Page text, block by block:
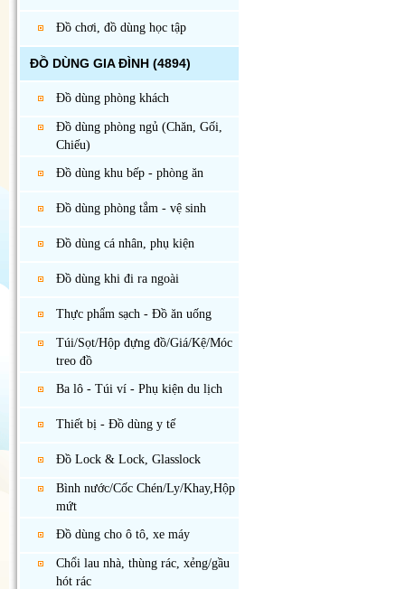
Đồ chơi, đồ dùng học tập
ĐỒ DÙNG GIA ĐÌNH (4894)
Đồ dùng phòng khách
Đồ dùng phòng ngủ (Chăn, Gối,
Chiếu)
Đồ dùng khu bếp - phòng ăn
Đồ dùng phòng tắm - vệ sinh
Đồ dùng cá nhân, phụ kiện
Đồ dùng khi đi ra ngoài
Thực phẩm sạch - Đồ ăn uống
Túi/Sọt/Hộp đựng đồ/Giá/Kệ/Móc
treo đồ
Ba lô - Túi ví - Phụ kiện du lịch
Thiết bị - Đồ dùng y tế
Đồ Lock & Lock, Glasslock
Bình nước/Cốc Chén/Ly/Khay,Hộp
mứt
Đồ dùng cho ô tô, xe máy
Chổi lau nhà, thùng rác, xẻng/gầu
hót rác